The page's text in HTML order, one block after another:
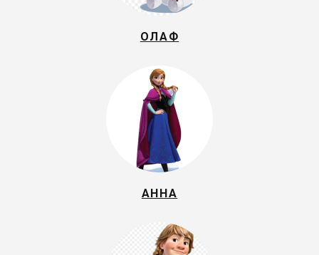
ОЛАФ
АННА